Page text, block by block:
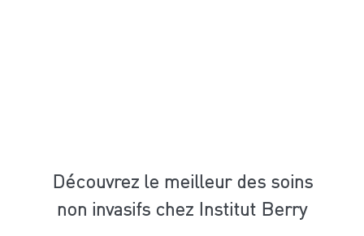
Découvrez le meilleur des soins
non invasifs chez Institut Berry